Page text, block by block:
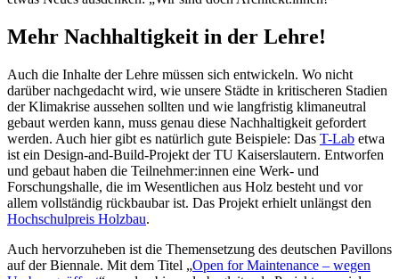
Mehr Nachhaltigkeit in der Lehre!
Auch die Inhalte der Lehre müssen sich entwickeln. Wo nicht
darüber nachgedacht wird, wie unsere Städte in kritischeren Stadien
der Klimakrise aussehen sollten und wie langfristig klimaneutral
gebaut werden kann, muss genau diese Nachhaltigkeit gefordert
werden. Auch hier gibt es natürlich gute Beispiele: Das T-Lab etwa
ist ein Design-and-Build-Projekt der TU Kaiserslautern. Entworfen
und gebaut haben die Teilnehmer:innen eine Werk- und
Forschungshalle, die im Wesentlichen aus Holz besteht und vor
allem vollständig rückbaubar ist. Das Projekt erhielt unlängst den
Hochschulpreis Holzbau.
Auch hervorzuheben ist die Themensetzung des deutschen Pavillons
auf der Biennale. Mit dem Titel „Open for Maintenance – wegen